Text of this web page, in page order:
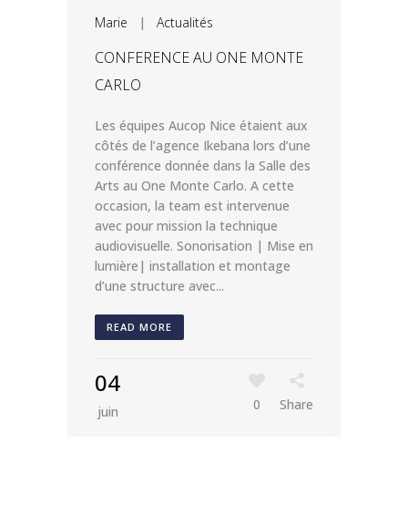
Marie | Actualités
CONFERENCE AU ONE MONTE
CARLO
Les équipes Aucop Nice étaient aux
côtés de l’agence Ikebana lors d’une
conférence donnée dans la Salle des
Arts au One Monte Carlo. A cette
occasion, la team est intervenue
avec pour mission la technique
audiovisuelle. Sonorisation | Mise en
lumière| installation et montage
d’une structure avec...
READ MORE
04
juin 0 Share